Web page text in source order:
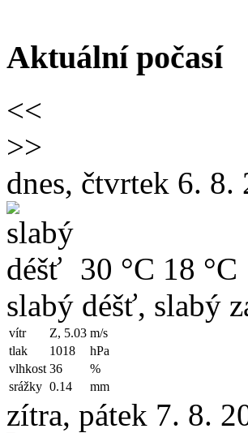
Aktuální počasí
<<
>>
dnes, čtvrtek 6. 8.
30 °C 18 °C
slabý déšť, slabý
vítr Z, 5.03 m/s
tlak
1018
hPa
vlhkost 36
%
srážky 0.14 mm
zítra, pátek 7. 8.